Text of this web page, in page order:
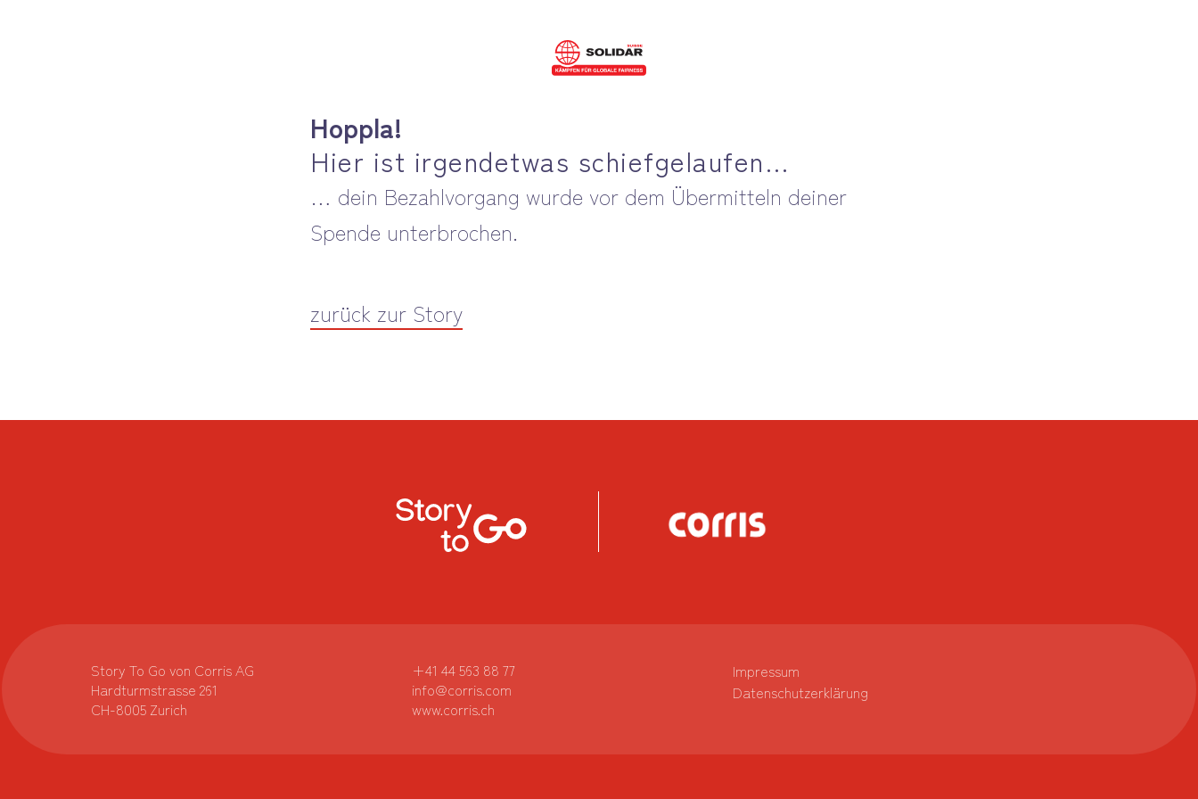
Hoppla!
Hier ist irgendetwas schiefgelaufen…
… dein Bezahlvorgang wurde vor dem Übermitteln deiner
Spende unterbrochen.
zurück zur Story
Story To Go von Corris AG
Hardturmstrasse 261
CH-8005 Zurich
+41 44 563 88 77
info@corris.com
www.corris.ch
Impressum
Datenschutzerklärung